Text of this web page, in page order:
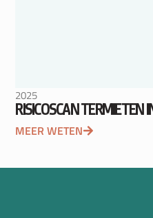
2025
RISICOSCAN TERMIETEN
MEER WETEN